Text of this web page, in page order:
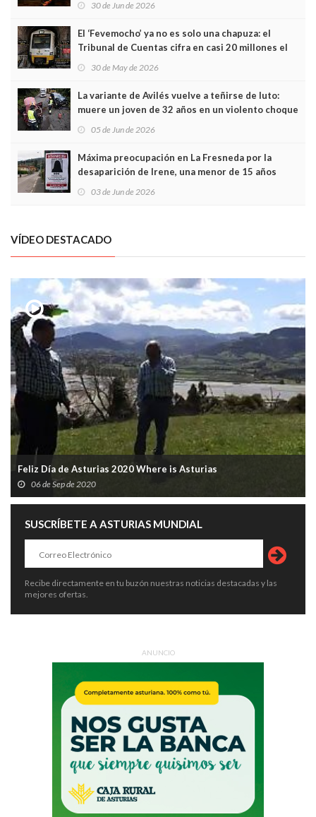
30 de Jun de 2026
El ‘Fevemocho’ ya no es solo una chapuza: el
Tribunal de Cuentas cifra en casi 20 millones el
sobrecoste de los trenes que no cabían por los
30 de May de 2026
La variante de Avilés vuelve a teñirse de luto:
muere un joven de 32 años en un violento choque
frontal
05 de Jun de 2026
Máxima preocupación en La Fresneda por la
desaparición de Irene, una menor de 15 años
03 de Jun de 2026
VÍDEO DESTACADO
Feliz Día de Asturias 2020 Where is Asturias
06 de Sep de 2020
SUSCRÍBETE A ASTURIAS MUNDIAL
Recibe directamente en tu buzón nuestras noticias destacadas y las
mejores ofertas.
ANUNCIO